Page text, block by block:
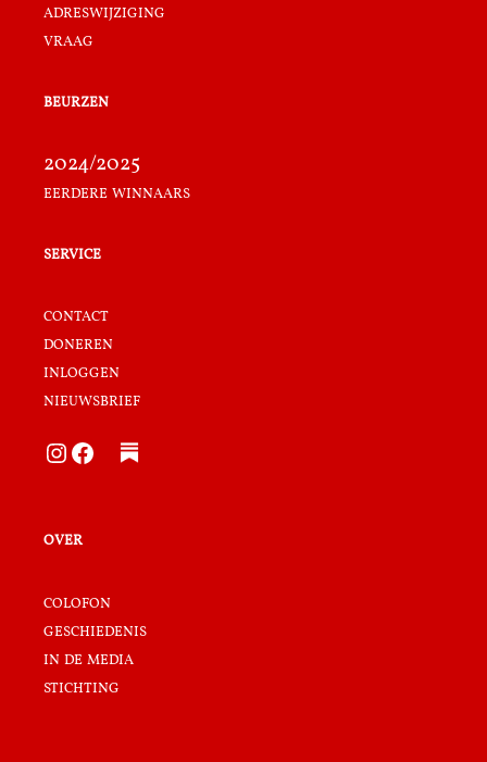
adreswijziging
vraag
beurzen
2024/2025
eerdere winnaars
service
contact
doneren
inloggen
nieuwsbrief
Instagram Facebook
over
colofon
geschiedenis
in de media
stichting